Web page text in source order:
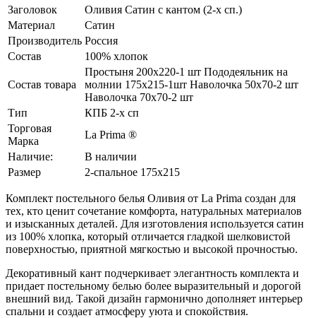
Заголовок
Оливия Сатин с кантом (2-х сп.)
Материал
Сатин
Производитель Россия
Состав
100% хлопок
Состав товара
Простыня 200х220-1 шт Пододеяльник на
молнии 175х215-1шт Наволочка 50х70-2 шт
Наволочка 70х70-2 шт
Тип
КПБ 2-х сп
Торговая
Марка
La Prima ®
Наличие:
В наличии
Размер
2-спальное 175х215
Комплект постельного белья Оливия от La Prima создан для
тех, кто ценит сочетание комфорта, натуральных материалов
и изысканных деталей. Для изготовления используется сатин
из 100% хлопка, который отличается гладкой шелковистой
поверхностью, приятной мягкостью и высокой прочностью.
Декоративный кант подчеркивает элегантность комплекта и
придает постельному белью более выразительный и дорогой
внешний вид. Такой дизайн гармонично дополняет интерьер
спальни и создает атмосферу уюта и спокойствия.